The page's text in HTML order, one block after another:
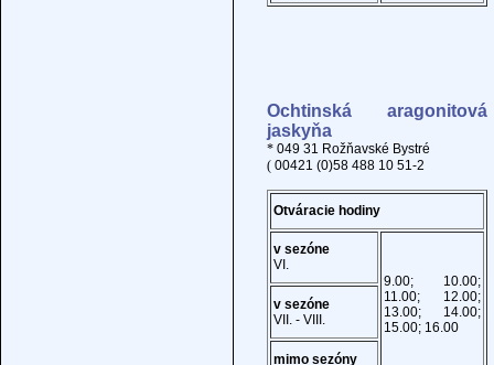
Ochtinská aragonitová
jaskyňa
* 049 31 Rožňavské Bystré
( 00421 (0)58 488 10 51-2
Otváracie hodiny
v sezóne
VI.
9.00; 10.00;
11.00; 12.00;
13.00; 14.00;
15.00; 16.00
v sezóne
VII. - VIII.
mimo sezóny